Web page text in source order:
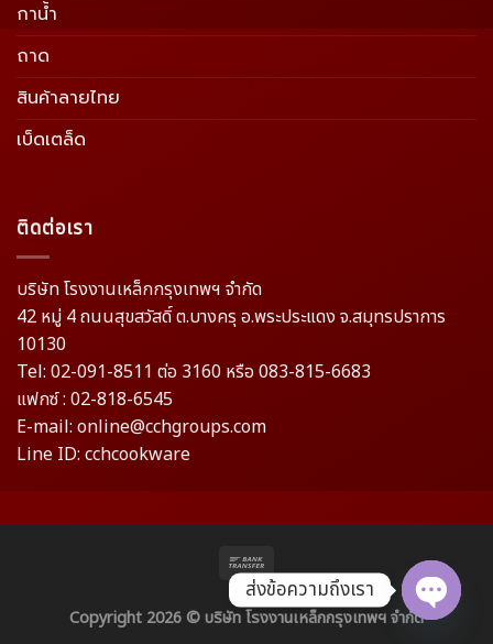
กาน้ำ
ถาด
สินค้าลายไทย
เบ็ดเตล็ด
ติดต่อเรา
บริษัท โรงงานเหล็กกรุงเทพฯ จำกัด
42 หมู่ 4 ถนนสุขสวัสดิ์ ต.บางครุ อ.พระประแดง จ.สมุทรปราการ
10130
Tel: 02-091-8511 ต่อ 3160 หรือ 083-815-6683
แฟกซ์ : 02-818-6545
E-mail: online@cchgroups.com
Line ID: cchcookware
Copyright 2026 ©บริษัท โรงงานเหล็กกรุงเทพฯ จำกัด
ส่งข้อความถึงเรา